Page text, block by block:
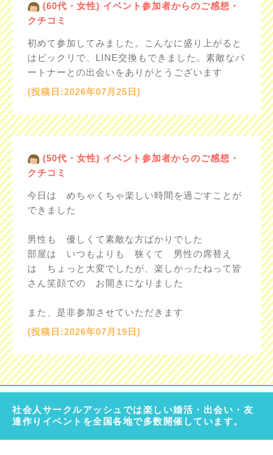
(60代・女性) イベント参加者からのご感想・
クチコミ
初めて参加してみました。こんなに盛り上がると
はビックリで、LINE交換もできました。素敵なパ
ートナーとの出会いをありがとうございます
(投稿日:2026年07月25日)
(50代・女性) イベント参加者からのご感想・
クチコミ
今日は めちゃくちゃ楽しい時間を過ごすことが
できました
男性も 優しくて素敵な方ばかりでした
部屋は いつもよりも 狭くて 男性の席替え
は ちょっと大変でしたが、楽しかったねって皆
さん笑顔での お開きになりました
また、是非参加させていただきます
(投稿日:2026年07月19日)
社会人サークルアッシュでは楽しい婚活・出会い・友
達作りイベントを全国各地で多数開催しています。